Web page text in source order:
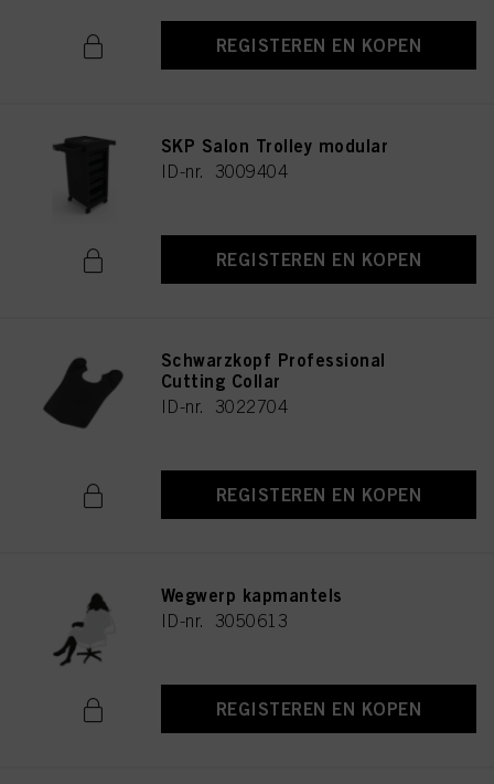
REGISTEREN EN KOPEN
SKP Salon Trolley modular
ID-nr. 3009404
REGISTEREN EN KOPEN
Schwarzkopf Professional
Cutting Collar
ID-nr. 3022704
REGISTEREN EN KOPEN
Wegwerp kapmantels
ID-nr. 3050613
REGISTEREN EN KOPEN